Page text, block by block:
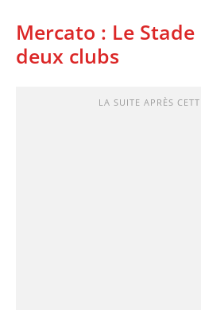
Mercato : Le
deux clubs
LA SUITE APRÈS